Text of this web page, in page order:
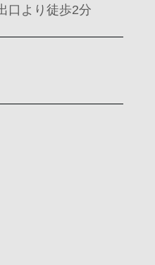
口より徒歩2分